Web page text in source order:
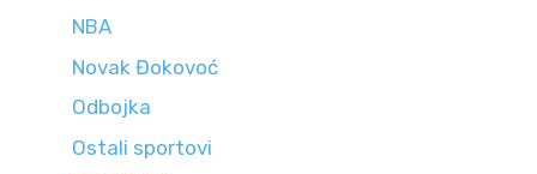
NBA
Novak Đokovoć
Odbojka
Ostali sportovi